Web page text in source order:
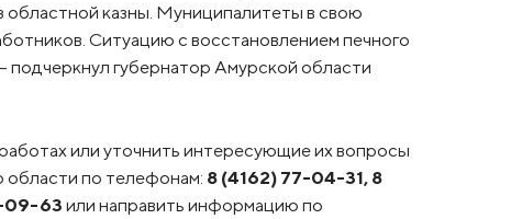
областной казны. Муниципалитеты в свою
Ситуацию с восстановлением печного
подчеркнул губернатор Амурской области
или уточнить интересующие их вопросы
области по телефонам: 8 (4162) 77-04-31, 8
09-63 или направить информацию по